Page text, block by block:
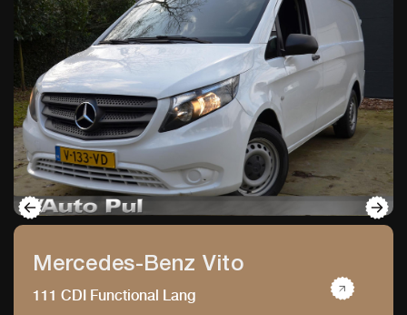
Mercedes-Benz Vito
111 CDI Functional Lang